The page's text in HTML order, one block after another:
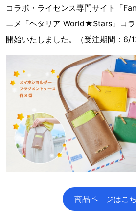
コラボ・ライセンス専門サイト「
ニメ「ヘタリア World★Stars」コ
開始いたしました。（受注期間：6/
商品ページはこ